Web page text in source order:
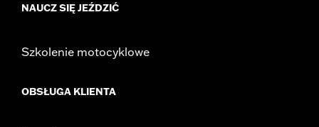
NAUCZ SIĘ JEŹDZIĆ
Szkolenie motocyklowe
OBSŁUGA KLIENTA